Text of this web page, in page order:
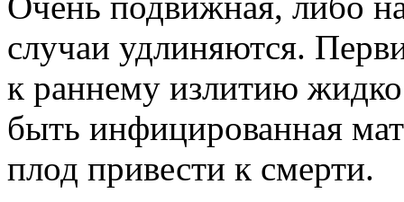
случаи удлиняются.
к раннему излитию
быть инфицированная
плод привести к смерти.